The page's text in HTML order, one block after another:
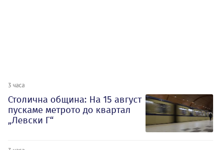
3 часа
Столична община: На 15 август
пускаме метрото до квартал
„Левски Г“